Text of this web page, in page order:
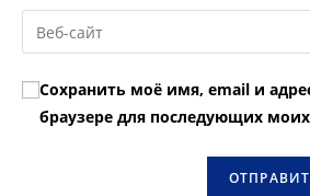
пользователя,
чтобы
прокомментировать
email-
адрес,
прокомментировать
Введите
URL
вашего
веб-
сайта
Сохранить моё имя, email и
браузере для последующих